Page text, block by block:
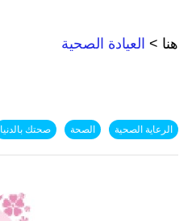
هنا > العيادة الصحية
الرعاية الصحية الصحة صحتك بالدنيا